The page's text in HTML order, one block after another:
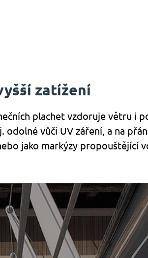
zatížení
plachet vzdoruje větru i
vůči UV záření, a na
jako markýzy propouštějící